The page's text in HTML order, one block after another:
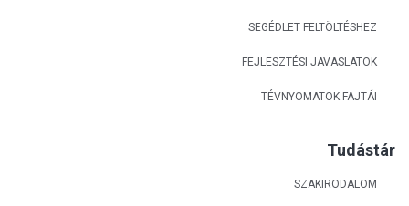
SEGÉDLET FELTÖLTÉSHEZ
FEJLESZTÉSI JAVASLATOK
TÉVNYOMATOK FAJTÁI
Tudástár
SZAKIRODALOM